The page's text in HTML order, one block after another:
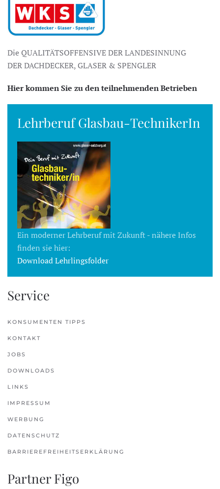
Die QUALITÄTSOFFENSIVE DER LANDESINNUNG
DER DACHDECKER, GLASER & SPENGLER
Hier kommen Sie zu den teilnehmenden Betrieben
Lehrberuf Glasbau-TechnikerIn
Ein moderner Lehrberuf mit Zukunft - nähere Infos
finden sie hier:
Download Lehrlingsfolder
Service
KONSUMENTEN TIPPS
KONTAKT
JOBS
DOWNLOADS
LINKS
IMPRESSUM
WERBUNG
DATENSCHUTZ
BARRIEREFREIHEITSERKLÄRUNG
Partner Figo